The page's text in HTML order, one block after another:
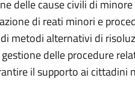
delle cause civili di
di reati minori e
metodi alternativi di
delle procedure
il supporto ai cittadini